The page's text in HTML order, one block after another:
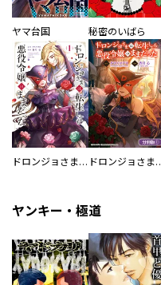
ヤマ台国 秘密のいばら
ドロンジョさまは転生しても悪役令嬢のままだった ドロンジョさまは転生して
ヤンキー・極道